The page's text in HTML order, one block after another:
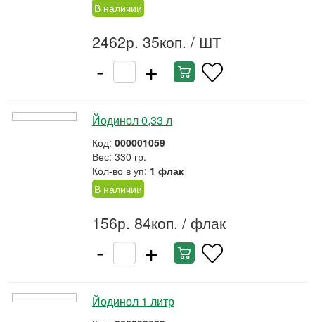
В наличии
2462р. 35коп. / ШТ
- +
Йодинол 0,33 л
Код: 000001059
Вес: 330 гр.
Кол-во в уп: 1 флак
В наличии
156р. 84коп. / флак
- +
Йодинол 1 литр